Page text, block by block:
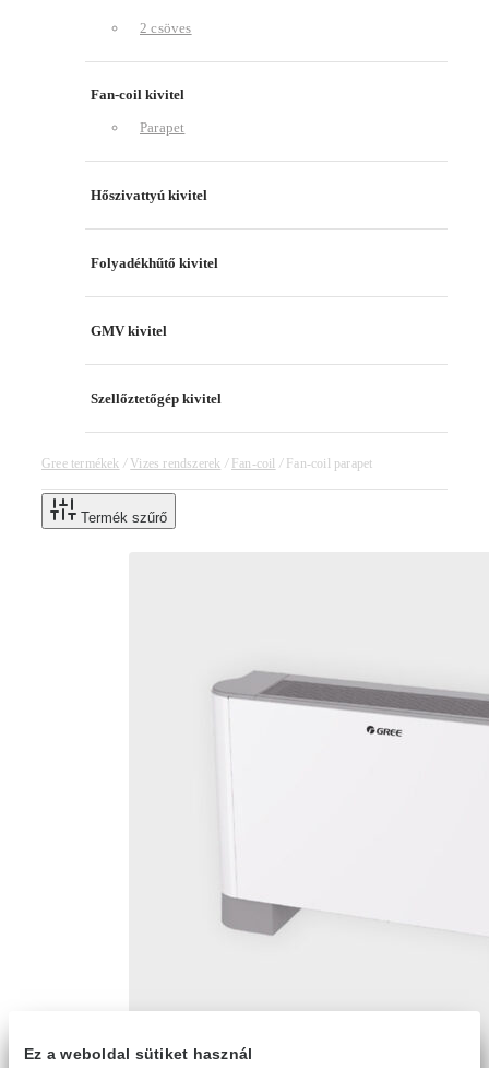
Ez a weboldal sütiket használ
2 csöves
Fan-coil kivitel
Parapet
Hőszivattyú kivitel
Folyadékhűtő kivitel
GMV kivitel
Szellőztetőgép kivitel
Gree termékek / Vizes rendszerek / Fan-coil /Fan-coil parapet
Termék szűrő